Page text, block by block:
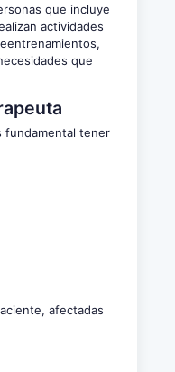
que incluye
actividades
que
fundamental tener
afectadas